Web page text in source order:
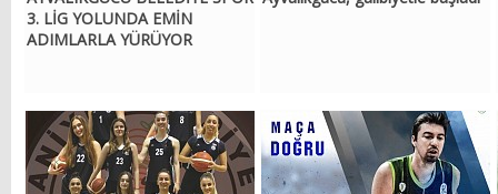
3. LİG YOLUNDA EMİN
ADIMLARLA YÜRÜYOR